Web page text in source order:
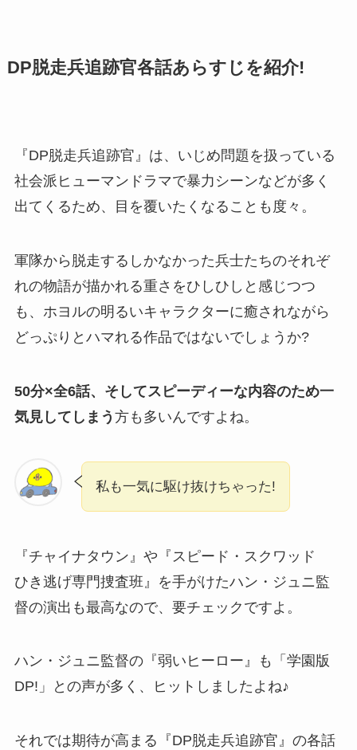
DP脱走兵追跡官各話あらすじを紹介!
『DP脱走兵追跡官』は、 いじめ問題を扱っている
社会派ヒューマンドラマで暴力シーンなどが多く
出てくるため、目を覆いたくなることも度々。
軍隊から脱走するしかなかった兵士たちのそれぞ
れの物語が描かれる重さをひしひしと感じつつ
も、ホヨルの明るいキャラクターに癒されながら
どっぷりとハマれる作品ではないでしょうか?
50分×全6話、そしてスピーディーな内容のため一
気見してしまう 方も多いんですよね。
私も一気に駆け抜けちゃった!
『チャイナタウン』や『スピード・スクワッド
ひき逃げ専門捜査班』を手がけたハン・ジュニ監
督の演出も最高なので、要チェックですよ。
ハン・ジュニ監督の『弱いヒーロー』も「学園版
DP!」との声が多く、ヒットしましたよね♪
それでは期待が高まる『DP脱走兵追跡官』の各話